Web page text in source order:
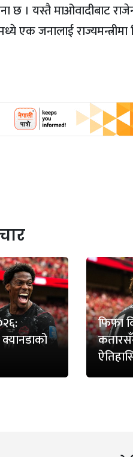
छ । यस्तै माओवादीबाट
एक जनालाई
फिफा